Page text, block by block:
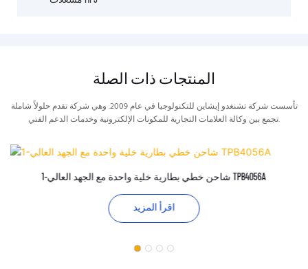
المنتجات ذات الصلة
تأسست شركة تشنغدو إيشاين للتكنولوجيا في عام 2009. وهي شركة تقدم حلولاً شاملة
تجمع بين وكالة العلامات التجارية للمكونات الإلكترونية وخدمات الدعم الفني.
1-شاحن خطي بطارية خلية واحدة مع الجهد العالي TPB4056A
اقرأ المزيد